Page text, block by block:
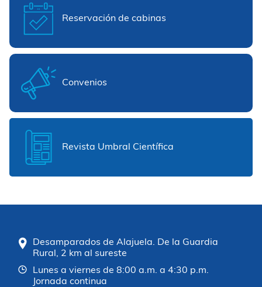
Reservación de cabinas
Convenios
Revista Umbral Científica
Desamparados de Alajuela. De la Guardia
Rural, 2 km al sureste
Lunes a viernes de 8:00 a.m. a 4:30 p.m.
Jornada continua